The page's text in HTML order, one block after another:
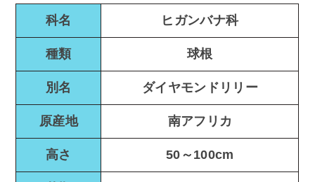
科名 ヒガンバナ科
種類 球根
別名 ダイヤモンドリリー
原産地 南アフリカ
高さ 50～100cm